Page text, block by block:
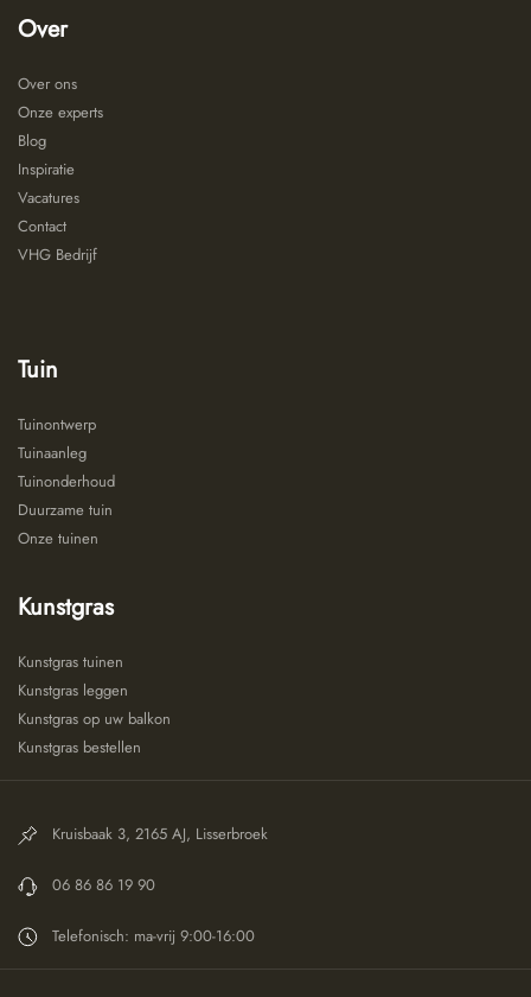
Over
Over ons
Onze experts
Blog
Inspiratie
Vacatures
Contact
VHG Bedrijf
Tuin
Tuinontwerp
Tuinaanleg
Tuinonderhoud
Duurzame tuin
Onze tuinen
Kunstgras
Kunstgras tuinen
Kunstgras leggen
Kunstgras op uw balkon
Kunstgras bestellen
Kruisbaak 3, 2165 AJ, Lisserbroek
06 86 86 19 90
Telefonisch: ma-vrij 9:00-16:00